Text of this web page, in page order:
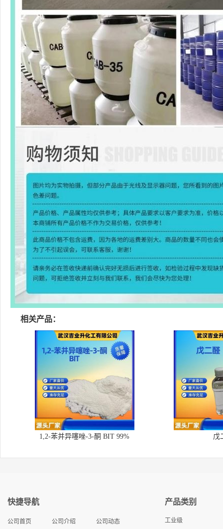
相关产品：
1,2-苯并异噻唑-3-酮 BIT 99% 戊
快捷导航
公司首页 公司介绍 公司动态
产品类别
工业级